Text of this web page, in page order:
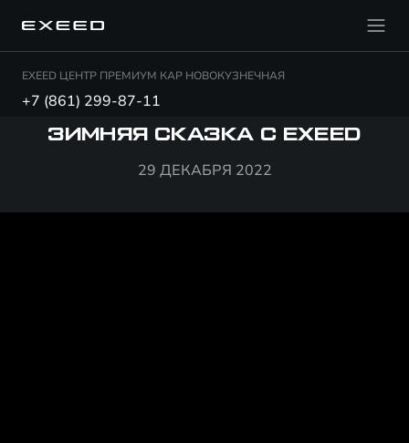
EXEED ЦЕНТР ПРЕМИУМ КАР НОВОКУЗНЕЧНАЯ
+7 (861) 299-87-11
ЗИМНЯЯ СКАЗКА С EXEED
29 ДЕКАБРЯ 2022